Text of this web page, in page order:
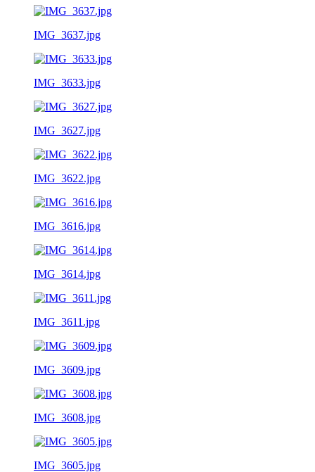
IMG_3637.jpg
IMG_3633.jpg
IMG_3627.jpg
IMG_3622.jpg
IMG_3616.jpg
IMG_3614.jpg
IMG_3611.jpg
IMG_3609.jpg
IMG_3608.jpg
IMG_3605.jpg